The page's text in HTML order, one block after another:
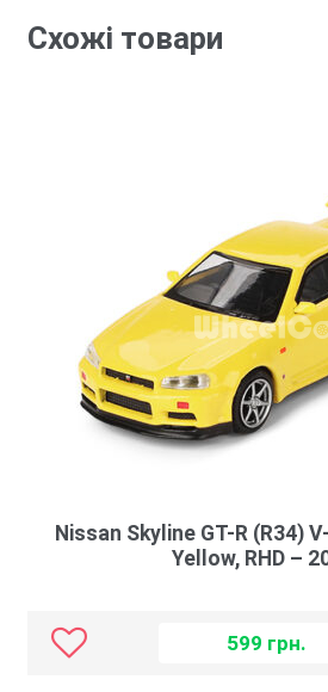
Схожі товари
Nissan Skyline GT-R (R34)
Yellow, RHD –
599 грн.